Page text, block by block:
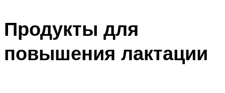
Продукты для
повышения лактации